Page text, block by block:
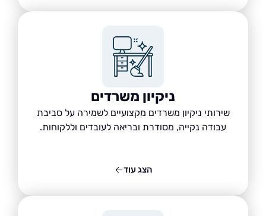
ניקיון משרדים
שירותי ניקיון משרדים מקצועיים לשמירה על סביבת
עבודה נקייה, מסודרת ובריאה לעובדים וללקוחות.